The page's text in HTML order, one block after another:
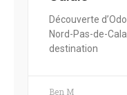
Découverte
Nord-Pas-de-
destination
Ben M